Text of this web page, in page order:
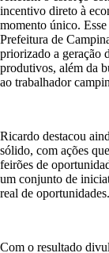
incentivo direto à
momento único.
Prefeitura de
priorizado a geração
produtivos, além da
ao trabalhador
Ricardo destacou
sólido, com ações
feirões de
um conjunto de
real de
Com o resultado